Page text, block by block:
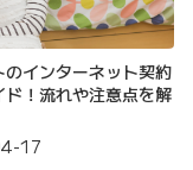
のインターネット契約
ド！流れや注意点を解
17